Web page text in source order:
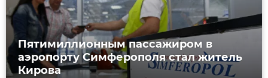
Пятимиллионным пассажиром в
аэропорту Симферополя стал житель
Кирова